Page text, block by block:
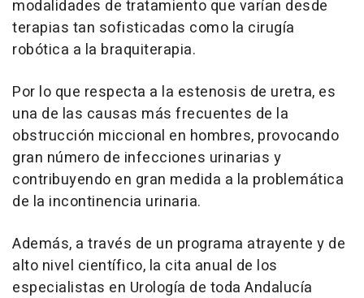
modalidades de tratamiento que varían desde
terapias tan sofisticadas como la cirugía
robótica a la braquiterapia.
Por lo que respecta a la estenosis de uretra, es
una de las causas más frecuentes de la
obstrucción miccional en hombres, provocando
gran número de infecciones urinarias y
contribuyendo en gran medida a la problemática
de la incontinencia urinaria.
Además, a través de un programa atrayente y de
alto nivel científico, la cita anual de los
especialistas en Urología de toda Andalucía